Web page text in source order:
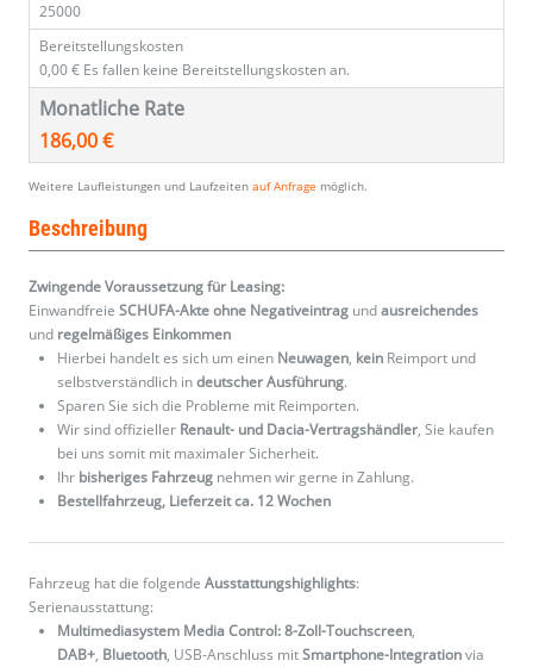
25000
Bereitstellungskosten
0,00 € Es fallen keine Bereitstellungskosten an.
Monatliche Rate
186,00 €
Weitere Laufleistungen und Laufzeiten auf Anfrage möglich.
Beschreibung
Zwingende Voraussetzung für Leasing:
Einwandfreie SCHUFA-Akte ohne Negativeintrag undausreichendes
und regelmäßiges Einkommen
Hierbei handelt es sich um einen Neuwagen, kein Reimport und
selbstverständlich indeutscher Ausführung.
Sparen Sie sich die Probleme mit Reimporten.
Wir sind offizieller Renault- und Dacia-Vertragshändler, Sie kaufen
bei uns somit mit maximaler Sicherheit.
Ihr bisheriges Fahrzeug nehmen wir gerne in Zahlung.
Bestellfahrzeug, Lieferzeit ca. 12 Wochen
Fahrzeug hat die folgende Ausstattungshighlights:
Serienausstattung:
Multimediasystem Media Control: 8-Zoll-Touchscreen,
DAB+, Bluetooth, USB-Anschluss mitSmartphone-Integrationvia